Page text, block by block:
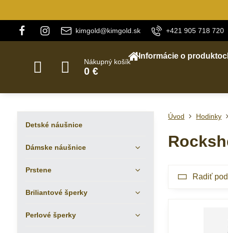
kimgold@kimgold.sk +421 905 718 720
Nákupný košík
0 €
Informácie o
Úvod Hodinky
Radiť
Detské náušnice
Dámske náušnice
Prstene
Briliantové šperky
Perlové šperky